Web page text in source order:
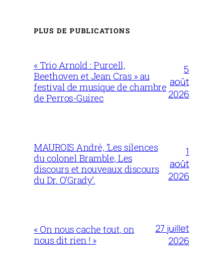
PLUS DE PUBLICATIONS
« Trio Arnold : Purcell,
Beethoven et Jean Cras » au
festival de musique de chambre
de Perros-Guirec
5
août
2026
MAUROIS André, ‘Les silences
du colonel Bramble, Les
discours et nouveaux discours
du Dr. O’Grady’.
1
août
2026
« On nous cache tout, on
nous dit rien ! »
27 juillet
2026